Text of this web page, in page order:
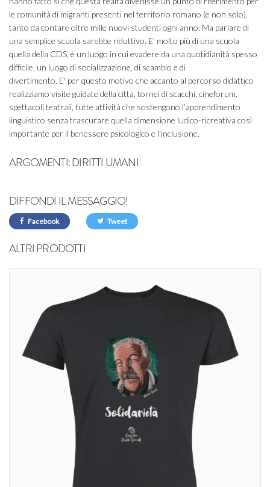
le comunità di migranti presenti nel territorio romano (e non solo),
tanto da contare oltre mille nuovi studenti ogni anno. Ma parlare di
una semplice scuola sarebbe riduttivo. E’ molto più di una scuola
quella della CDS, è un luogo in cui evadere da una quotidianità spesso
difficile, un luogo di socializzazione, di scambio e di
divertimento. E' per questo motivo che accanto al percorso didattico
realizziamo visite guidate della città, tornei di scacchi, cineforum,
spettacoli teatrali, tutte attività che sostengono l’apprendimento
linguistico senza trascurare quella dimensione ludico-ricreativa così
importante per il benessere psicologico e l'inclusione.
ARGOMENTI:DIRITTI UMANI
DIFFONDI IL MESSAGGIO!
Facebook Tweet
ALTRI PRODOTTI